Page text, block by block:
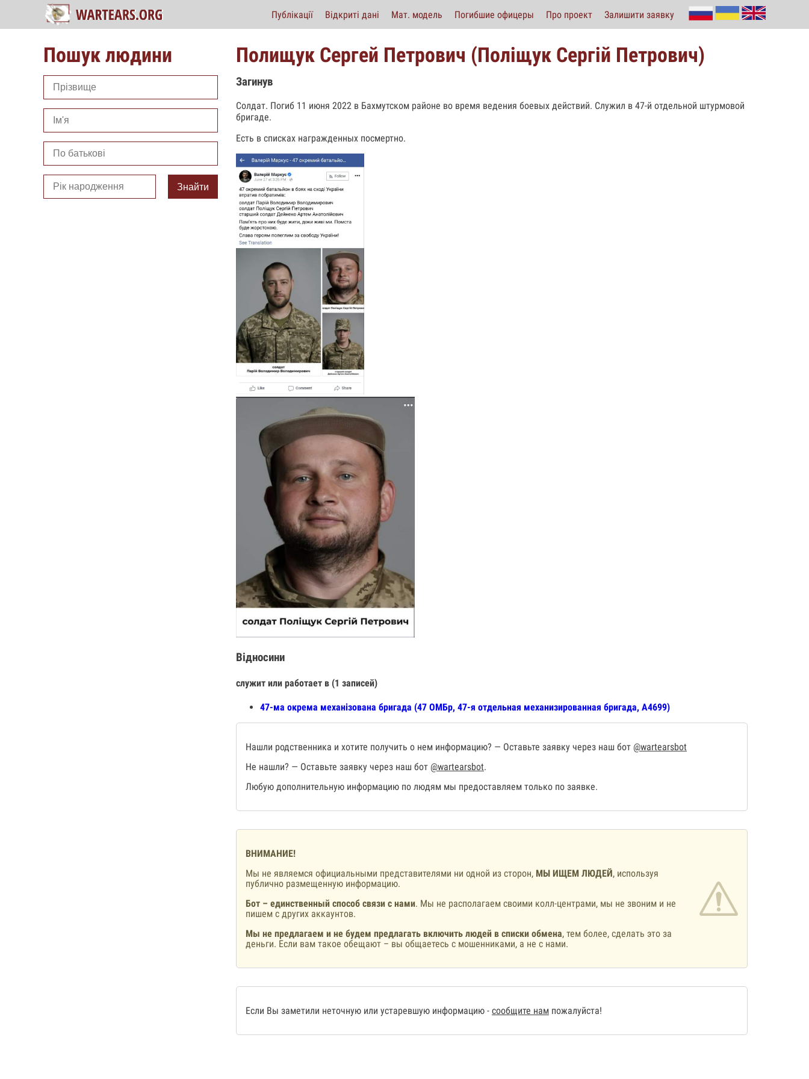
Публікації Відкриті дані Мат. модель Погибшие офицеры Про проект Залишити заявку
Пошук людини
Знайти
Полищук Сергей Петрович (Поліщук Сергій Петрович)
Загинув
Солдат. Погиб 11 июня 2022 в Бахмутском районе во время ведения боевых действий. Служил в 47-й отдельной штурмовой
бригаде.
Есть в списках награжденных посмертно.
Відносини
служит или работает в (1 записей)
47-ма окрема механізована бригада (47 ОМБр, 47-я отдельная механизированная бригада, А4699)
Нашли родственника и хотите получить о нем информацию? — Оставьте заявку через наш бот @wartearsbot
Не нашли? — Оставьте заявку через наш бот @wartearsbot.
Любую дополнительную информацию по людям мы предоставляем только по заявке.
ВНИМАНИЕ!
Мы не являемся официальными представителями ни одной из сторон, МЫ ИЩЕМ ЛЮДЕЙ, используя
публично размещенную информацию.
Бот – единственный способ связи с нами. Мы не располагаем своими колл-центрами, мы не звоним и не
пишем с других аккаунтов.
Мы не предлагаем и не будем предлагать включить людей в списки обмена, тем более, сделать это за
деньги. Если вам такое обещают – вы общаетесь с мошенниками, а не с нами.
Если Вы заметили неточную или устаревшую информацию - сообщите нам пожалуйста!